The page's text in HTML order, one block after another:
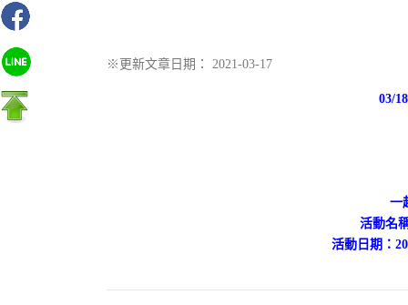
※更新文章日期： 2021-03-17
03/
一
活動名
活動日期：